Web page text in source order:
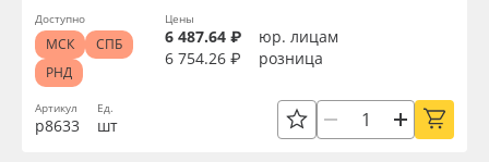
8 800 550 7888
Москва
Оборудование и инструмент
Новинки ассортимента
Oracal 641
Производитель
Артикул
р8633
Ед.
шт
Цены
6 487.64 ₽
юр. лицам
6 754.26 ₽
розница
Доступно
МСК
СПБ
РНД